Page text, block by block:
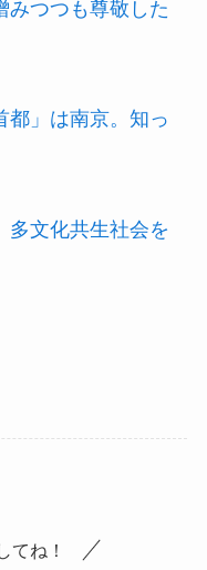
みつつも尊敬した
都」は南京。知っ
文化共生社会を
てね！